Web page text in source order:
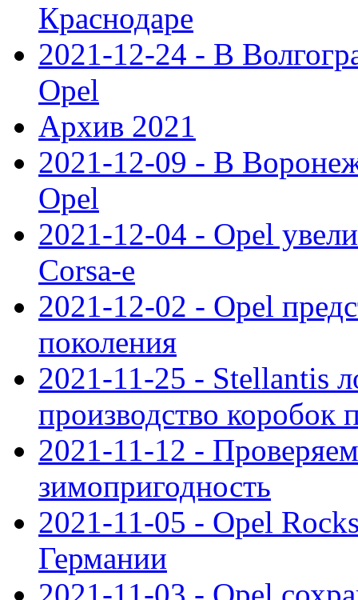
Краснодаре
2021-12-24 - В
Opel
Архив 2021
2021-12-09 - В
Opel
2021-12-04 - Opel
Corsa-e
2021-12-02 - Opel
поколения
2021-11-25 - Stellantis
производство коробок
2021-11-12 -
зимопригодность
2021-11-05 - Opel
Германии